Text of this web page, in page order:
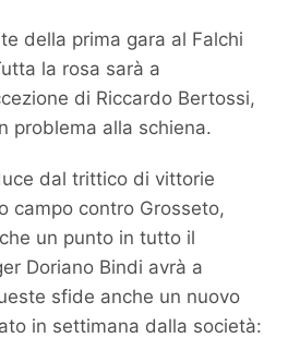
della prima gara al Falchi
la rosa sarà a
di Riccardo Bertossi,
problema alla schiena.
dal trittico di vittorie
campo contro Grosseto,
un punto in tutto il
Doriano Bindi avrà a
sfide anche un nuovo
in settimana dalla società: